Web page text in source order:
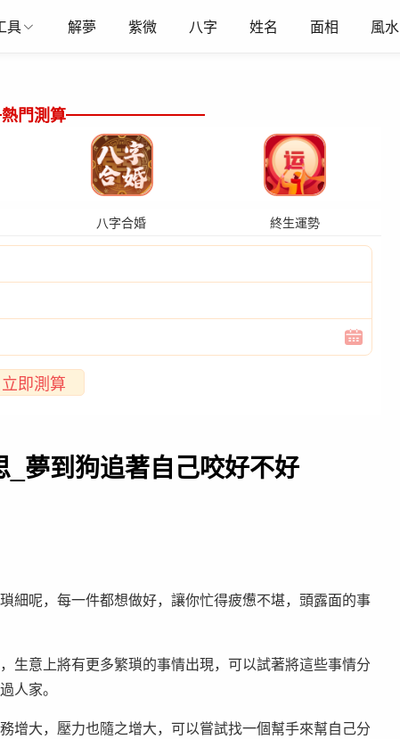
具 解夢 紫微 八字 姓名 面相 風水
熱門測算
八字合婚 終生運勢
立即測算
夢到狗追著自己咬好不好
細呢，每一件都想做好，讓你忙得疲憊不堪，頭露面的事
生意上將有更多繁瑣的事情出現，可以試著將這些事情分
人家。
增大，壓力也隨之增大，可以嘗試找一個幫手來幫自己分